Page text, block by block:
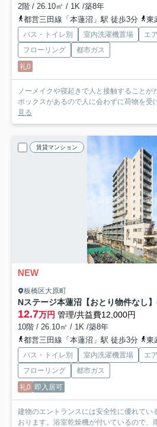
2階 / 26.10㎡ / 1K /築8年
都営三田線「本蓮沼」駅 徒歩3分
東
バス・トイレ別 室内洗濯機置場 エ
フローリング
都市ガス
礼0
ノーメイクや寝起きで人と接触すること
ボックスがあるので人に会わずに荷物を受
見る
賃貸マンション
NEW
板橋区大原町
12.7万円 管理/共益費12,000円
10階 / 26.10㎡ / 1K /築8年
都営三田線「本蓮沼」駅 徒歩3分
東
バス・トイレ別 室内洗濯機置場 エ
フローリング
都市ガス
礼0 即入居可
建物のエントランスには安全性に優れてい
おります。浴室乾燥機が付いているので、